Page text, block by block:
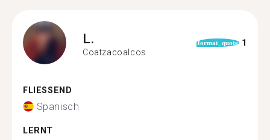
L.
Coatzacoalcos
format_quote 1
FLIESSEND
Spanisch
LERNT